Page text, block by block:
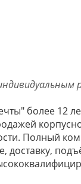
более 12
Полный
доставку,